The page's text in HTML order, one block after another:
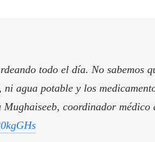
todo el día. No sabemos
agua potable y los
Mughaiseeb, coordinador médico